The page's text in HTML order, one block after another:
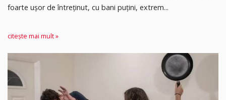
foarte ușor de întreținut, cu bani puțini, extrem...
citește mai mult »